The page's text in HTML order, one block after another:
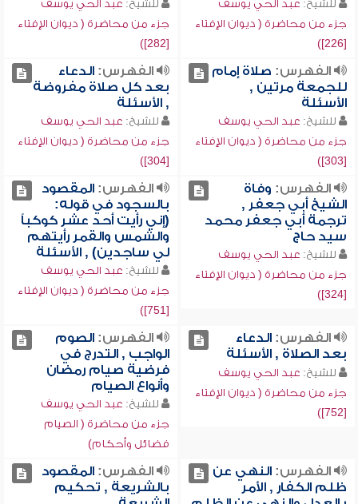
للشيخ: عبد الحي يوسف
جزء من محاضرة ( ديوان الإفتاء
[226])
للشيخ: عبد الحي يوسف
جزء من محاضرة ( ديوان الإفتاء
[282])
الفهرس: صلاة إمام
للجمعة مرتين ,
الأسئلة
للشيخ: عبد الحي يوسف
جزء من محاضرة ( ديوان الإفتاء
[303])
الفهرس:الدعاء
بعد كل صلاة مفروضة
, الأسئلة
للشيخ: عبد الحي يوسف
جزء من محاضرة ( ديوان الإفتاء
[304])
الفهرس: وفاة
الشيخ أبي جعفر ,
ترجمة أبي جعفر محمد
سيد حاج
للشيخ: عبد الحي يوسف
جزء من محاضرة ( ديوان الإفتاء
[324])
الفهرس:المقصود
بالسجود في قوله:
(إني رأيت أحد عشر كوكباً
والشمس والقمر رأيتهم
لي ساجدين) , الأسئلة
للشيخ: عبد الحي يوسف
جزء من محاضرة ( ديوان الإفتاء
[751])
الفهرس:الدعاء
بعد الصلاة , الأسئلة
للشيخ: عبد الحي يوسف
جزء من محاضرة ( ديوان الإفتاء
[752])
الفهرس:الصوم
الواجب , التدرج في
فرضية صيام رمضان
وأنواع الصيام
للشيخ: عبد الحي يوسف
جزء من محاضرة ( الصيام
فضائل وأحكام)
الفهرس:النهي عن
ظلم الكفار , الأمر
الفهرس:المقصود
بالشريعة , تحكيم